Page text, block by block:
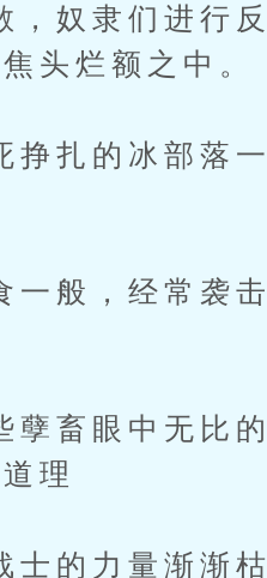
奴隶们进行反
头烂额之中。
扎的冰部落一
般，经常袭击
畜眼中无比的
理
的力量渐渐枯